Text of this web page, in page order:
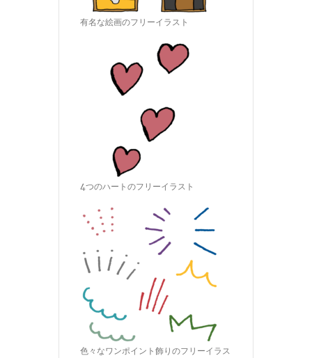
有名な絵画のフリーイラスト
4つのハートのフリーイラスト
色々なワンポイント飾りのフリーイラス